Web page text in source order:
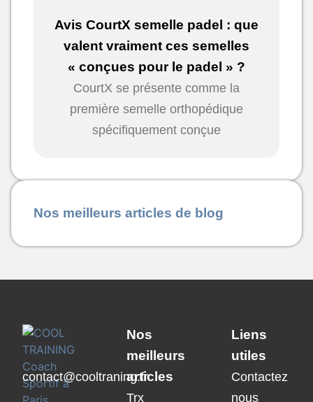
Avis CourtX semelle padel : que
valent vraiment ces semelles
« conçues pour le padel » ?
CourtX se présente comme la
première semelle orthopédique
spécifiquement conçue
Nos meilleurs articles de blog
contact@cooltraning.fr
Nos
meilleurs
articles
Trx
Liens
utiles
Contactez
nous